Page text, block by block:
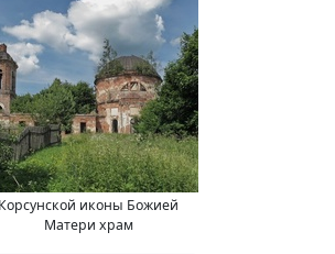
Корсунской иконы Божией
Матери храм